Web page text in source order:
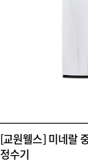
[교원웰스] 미네랄
정수기